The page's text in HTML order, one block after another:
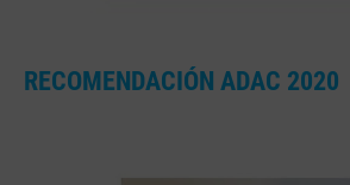
RECOMENDACIÓN ADAC 2020